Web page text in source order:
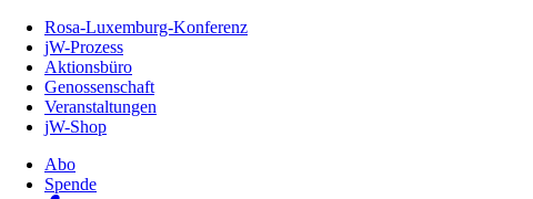
Inhalt
Seite
Rosa-Luxemburg-Konferenz
jW-Prozess
Aktionsbüro
Genossenschaft
Veranstaltungen
jW-Shop
Abo
Spende